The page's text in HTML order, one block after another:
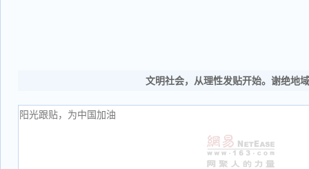
文明社会，从理性发贴开始。谢绝地